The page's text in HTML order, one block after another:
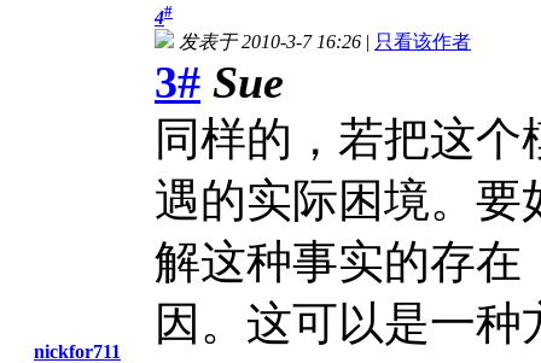
nickfor711
4#
发表于 2010-3-7 16:26 | 只看该作者
3# Sue
同样的，若把这
遇的实际困境。要
解这种事实的存在
因。这可以是一